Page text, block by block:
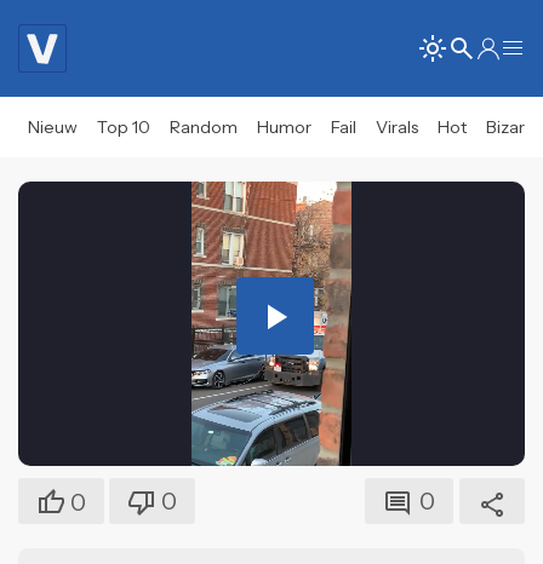
Nieuw Top 10 Random Humor Fail Virals Hot Bizar
Play
Video
0 0 0